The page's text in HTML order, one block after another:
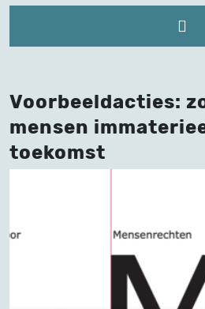
Voorbeeldacties:
mensen
toekomst